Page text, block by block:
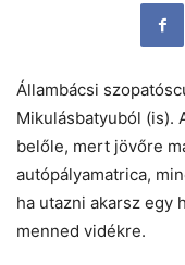
Állambácsi
Mikulásbatyuból (is).
belőle, mert jövőre
autópályamatrica,
ha utazni akarsz egy
menned vidékre.